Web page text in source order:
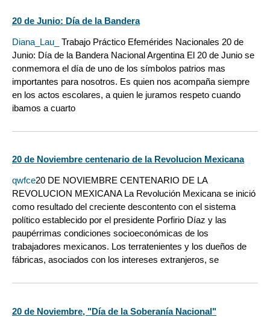
20 de Junio: Día de la Bandera
Diana_Lau_
Trabajo Práctico Efemérides Nacionales 20 de
Junio: Día de la Bandera Nacional Argentina El 20 de Junio se
conmemora el día de uno de los símbolos patrios mas
importantes para nosotros. Es quien nos acompaña siempre
en los actos escolares, a quien le juramos respeto cuando
ibamos a cuarto
20 de Noviembre centenario de la Revolucion Mexicana
qwfce20 DE NOVIEMBRE CENTENARIO DE LA
REVOLUCION MEXICANA La Revolución Mexicana se inició
como resultado del creciente descontento con el sistema
político establecido por el presidente Porfirio Díaz y las
paupérrimas condiciones socioeconómicas de los
trabajadores mexicanos. Los terratenientes y los dueños de
fábricas, asociados con los intereses extranjeros, se
20 de Noviembre, "Día de la Soberanía Nacional"